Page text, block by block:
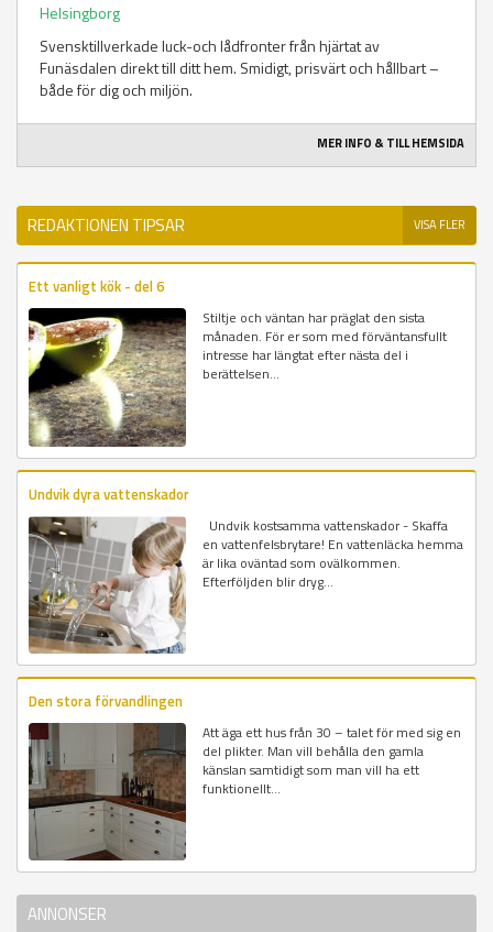
Helsingborg
Svensktillverkade luck-och lådfronter från hjärtat av
Funäsdalen direkt till ditt hem. Smidigt, prisvärt och hållbart –
både för dig och miljön.
MER INFO & TILL HEMSIDA
REDAKTIONEN TIPSAR VISA FLER
Ett vanligt kök - del 6
Stiltje och väntan har präglat den sista
månaden. För er som med förväntansfullt
intresse har längtat efter nästa del i
berättelsen...
Undvik dyra vattenskador
Undvik kostsamma vattenskador - Skaffa
en vattenfelsbrytare! En vattenläcka hemma
är lika oväntad som ovälkommen.
Efterföljden blir dryg...
Den stora förvandlingen
Att äga ett hus från 30 – talet för med sig en
del plikter. Man vill behålla den gamla
känslan samtidigt som man vill ha ett
funktionellt...
ANNONSER